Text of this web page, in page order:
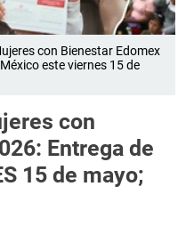
con Bienestar Edomex
este viernes 15 de
con
Entrega de
15 de mayo;